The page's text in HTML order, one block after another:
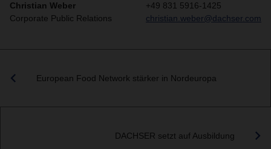
Christian Weber
Corporate Public Relations
+49 831 5916-1425
christian.weber@dachser.com
European Food Network stärker in Nordeuropa
DACHSER setzt auf Ausbildung